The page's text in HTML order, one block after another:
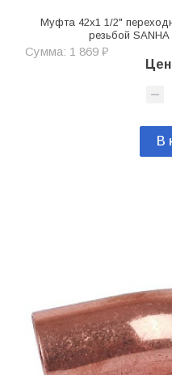
Муфта 42х1 1/2"
резьбой SANHA
Сумма: 1 869 ₽
В